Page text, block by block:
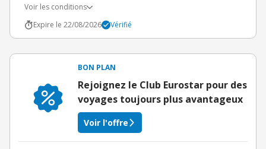
Voir les conditions
Expire le 22/08/2026
Vérifié
BON PLAN
Rejoignez le Club Eurostar pour des
voyages toujours plus avantageux
Voir l'offre